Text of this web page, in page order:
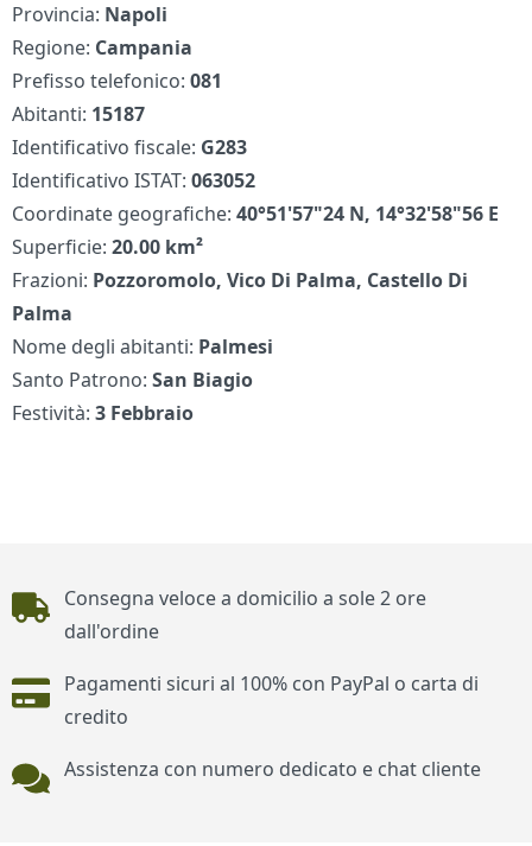
Provincia: Napoli
Regione: Campania
Prefisso telefonico:081
Abitanti: 15187
Identificativo fiscale: G283
Identificativo ISTAT:063052
Coordinate geografiche:40°51'57"24 N, 14°32'58"56 E
Superficie:20.00 km²
Frazioni: Pozzoromolo, Vico Di Palma, Castello Di
Palma
Nome degli abitanti: Palmesi
Santo Patrono:San Biagio
Festività:3 Febbraio
Piè di pagina
Consegna veloce a domicilio a sole 2 ore
dall'ordine
Pagamenti sicuri al 100% con PayPal o carta di
credito
Assistenza con numero dedicato e chat cliente